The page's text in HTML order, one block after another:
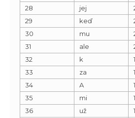
28
jej
29
keď
30
mu
31
ale
32
k
33
za
34
A
35
mi
36
už